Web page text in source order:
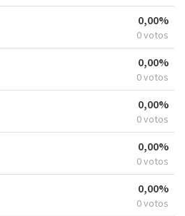
0,00%
0 votos
0,00%
0 votos
0,00%
0 votos
0,00%
0 votos
0,00%
0 votos